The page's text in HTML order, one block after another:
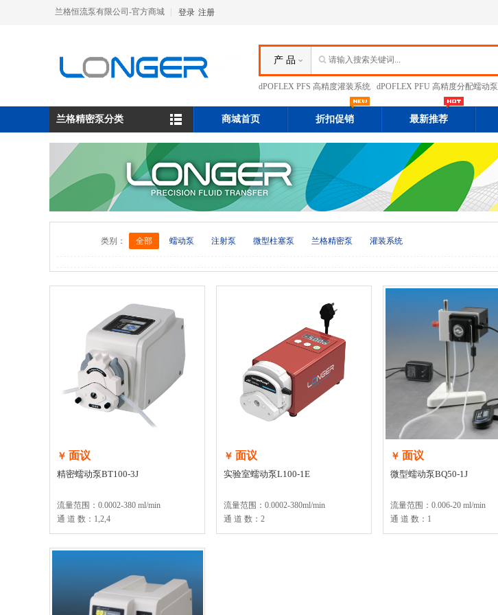
兰格恒流泵有限公司-官方商城 登录 注册
产 品
dPOFLEX PFS 高精度灌装系统 dPOFLEX PFU 高精度分配蠕动泵
兰格精密泵分类 商城首页 折扣促销 最新推荐
类别： 全部 蠕动泵 注射泵 微型柱塞泵 兰格精密泵 灌装系统
￥ 面议
精密蠕动泵BT100-3J
流量范围：0.0002-380 ml/min
通 道 数：1,2,4
￥ 面议
实验室蠕动泵L100-1E
流量范围：0.0002-380ml/min
通 道 数：2
￥ 面议
微型蠕动泵BQ50-1J
流量范围：0.006-20 ml/min
通 道 数：1